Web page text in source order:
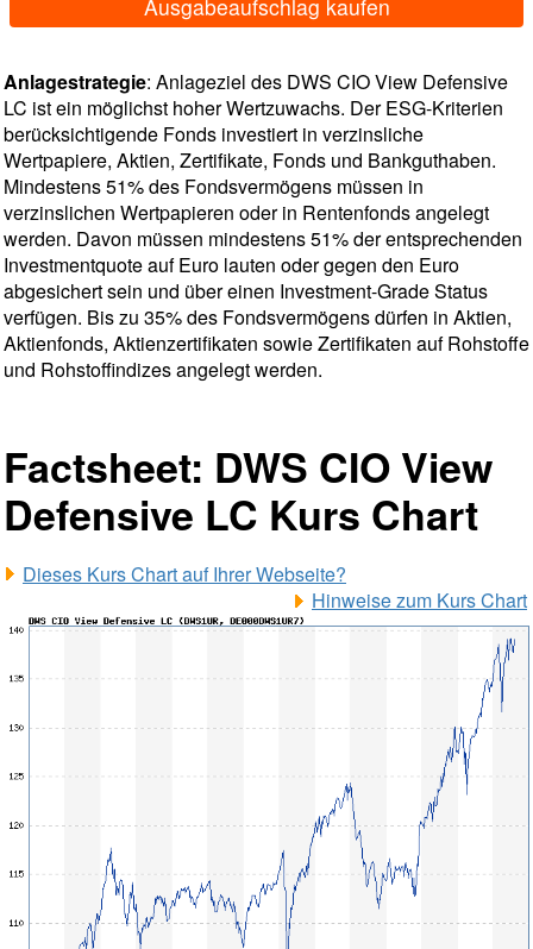
Ausgabeaufschlag kaufen
Anlagestrategie: Anlageziel des DWS CIO View Defensive
LC ist ein möglichst hoher Wertzuwachs. Der ESG-Kriterien
berücksichtigende Fonds investiert in verzinsliche
Wertpapiere, Aktien, Zertifikate, Fonds und Bankguthaben.
Mindestens 51% des Fondsvermögens müssen in
verzinslichen Wertpapieren oder in Rentenfonds angelegt
werden. Davon müssen mindestens 51% der entsprechenden
Investmentquote auf Euro lauten oder gegen den Euro
abgesichert sein und über einen Investment-Grade Status
verfügen. Bis zu 35% des Fondsvermögens dürfen in Aktien,
Aktienfonds, Aktienzertifikaten sowie Zertifikaten auf Rohstoffe
und Rohstoffindizes angelegt werden.
Factsheet: DWS CIO View
Defensive LC Kurs Chart
Dieses Kurs Chart auf Ihrer Webseite?
Hinweise zum Kurs Chart